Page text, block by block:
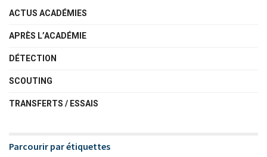
ACTUS ACADÉMIES
APRÈS L’ACADÉMIE
DÉTECTION
SCOUTING
TRANSFERTS / ESSAIS
Parcourir par étiquettes